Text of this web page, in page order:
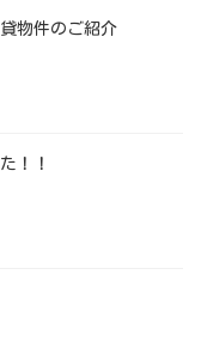
物件のご紹介
！！